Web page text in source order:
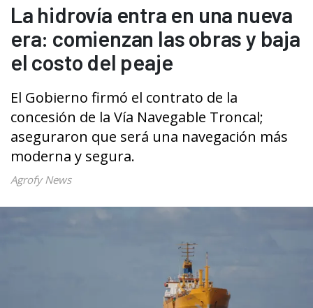
La hidrovía entra en una nueva
era: comienzan las obras y baja
el costo del peaje
El Gobierno firmó el contrato de la
concesión de la Vía Navegable Troncal;
aseguraron que será una navegación más
moderna y segura.
Agrofy News